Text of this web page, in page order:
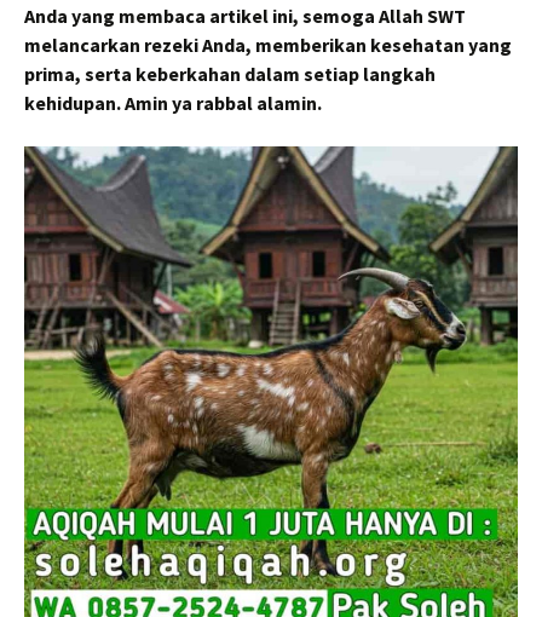
Anda yang membaca artikel ini, semoga Allah SWT
melancarkan rezeki Anda, memberikan kesehatan yang
prima, serta keberkahan dalam setiap langkah
kehidupan. Amin ya rabbal alamin.